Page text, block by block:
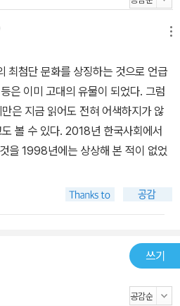
련이다. 게다가 미국 증권 시장의 영
, 월스트리트는 미국의 경제적 권력을
다 보니, 하나의 상징이 될 수밖에 없
후 부활한 1980년대 월스트리트는 경
에는 경제적 양극화로 인해 인종적, 정
여러 사건들이 끊이지 않았다. 이러
하고 현실감 있게 그려 냄으로써, 이 작
최첨단 문화를 상징하는 것으로 언급
은 이미 고대의 유물이 되었다. 그럼
은 지금 읽어도 전혀 어색하지가 않
볼 수 있다. 2018년 한국사회에서
을 1998년에는 상상해 본 적이 없었
쓰기